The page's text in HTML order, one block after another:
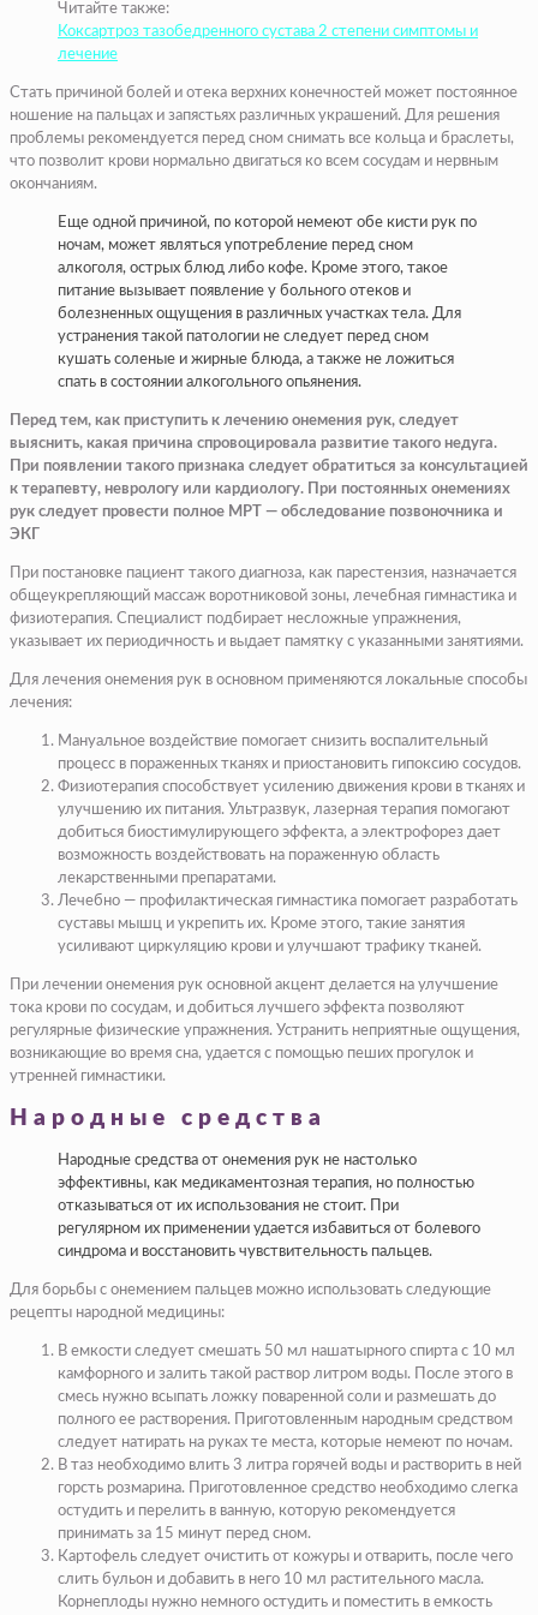
Читайте также:
Коксартроз тазобедренного сустава 2 степени симптомы и
лечение
Стать причиной болей и отека верхних конечностей может постоянное
ношение на пальцах и запястьях различных украшений. Для решения
проблемы рекомендуется перед сном снимать все кольца и браслеты,
что позволит крови нормально двигаться ко всем сосудам и нервным
окончаниям.
Еще одной причиной, по которой немеют обе кисти рук по
ночам, может являться употребление перед сном
алкоголя, острых блюд либо кофе. Кроме этого, такое
питание вызывает появление у больного отеков и
болезненных ощущения в различных участках тела. Для
устранения такой патологии не следует перед сном
кушать соленые и жирные блюда, а также не ложиться
спать в состоянии алкогольного опьянения.
Перед тем, как приступить к лечению онемения рук, следует
выяснить, какая причина спровоцировала развитие такого недуга.
При появлении такого признака следует обратиться за консультацией
к терапевту, неврологу или кардиологу. При постоянных онемениях
рук следует провести полное МРТ — обследование позвоночника и
ЭКГ
При постановке пациент такого диагноза, как парестензия, назначается
общеукрепляющий массаж воротниковой зоны, лечебная гимнастика и
физиотерапия. Специалист подбирает несложные упражнения,
указывает их периодичность и выдает памятку с указанными занятиями.
Для лечения онемения рук в основном применяются локальные способы
лечения:
Мануальное воздействие помогает снизить воспалительный
процесс в пораженных тканях и приостановить гипоксию сосудов.
Физиотерапия способствует усилению движения крови в тканях и
улучшению их питания. Ультразвук, лазерная терапия помогают
добиться биостимулирующего эффекта, а электрофорез дает
возможность воздействовать на пораженную область
лекарственными препаратами.
Лечебно — профилактическая гимнастика помогает разработать
суставы мышц и укрепить их. Кроме этого, такие занятия
усиливают циркуляцию крови и улучшают трафику тканей.
При лечении онемения рук основной акцент делается на улучшение
тока крови по сосудам, и добиться лучшего эффекта позволяют
регулярные физические упражнения. Устранить неприятные ощущения,
возникающие во время сна, удается с помощью пеших прогулок и
утренней гимнастики.
Народные средства
Народные средства от онемения рук не настолько
эффективны, как медикаментозная терапия, но полностью
отказываться от их использования не стоит. При
регулярном их применении удается избавиться от болевого
синдрома и восстановить чувствительность пальцев.
Для борьбы с онемением пальцев можно использовать следующие
рецепты народной медицины:
В емкости следует смешать 50 мл нашатырного спирта с 10 мл
камфорного и залить такой раствор литром воды. После этого в
смесь нужно всыпать ложку поваренной соли и размешать до
полного ее растворения. Приготовленным народным средством
следует натирать на руках те места, которые немеют по ночам.
В таз необходимо влить 3 литра горячей воды и растворить в ней
горсть розмарина. Приготовленное средство необходимо слегка
остудить и перелить в ванную, которую рекомендуется
принимать за 15 минут перед сном.
Картофель следует очистить от кожуры и отварить, после чего
слить бульон и добавить в него 10 мл растительного масла.
Корнеплоды нужно немного остудить и поместить в емкость